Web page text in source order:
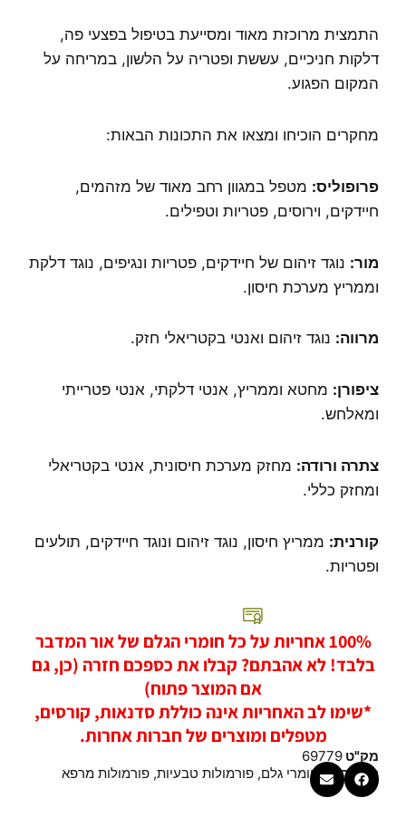
התמצית מרוכזת מאוד ומסייעת בטיפול בפצעי פה,
דלקות חניכיים, עששת ופטריה על הלשון, במריחה על
המקום הפגוע.
מחקרים הוכיחו ומצאו את התכונות הבאות:
פרופוליס: מטפל במגוון רחב מאוד של מזהמים,
חיידקים, וירוסים, פטריות וטפילים.
מור: נוגד זיהום של חיידקים, פטריות ונגיפים, נוגד דלקת
וממריץ מערכת חיסון.
מרווה: נוגד זיהום ואנטי בקטריאלי חזק.
ציפורן: מחטא וממריץ, אנטי דלקתי, אנטי פטרייתי
ומאלחש.
צתרה ורודה: מחזק מערכת חיסונית, אנטי בקטריאלי
ומחזק כללי.
קורנית: ממריץ חיסון, נוגד זיהום ונוגד חיידקים, תולעים
ופטריות.
100% אחריות על כל חומרי הגלם של אור המדבר
בלבד! לא אהבתם? קבלו את כספכם חזרה (כן, גם
אם המוצר פתוח)
*שימו לב האחריות אינה כוללת סדנאות, קורסים,
מטפלים ומוצרים של חברות אחרות.
מק"ט 69779
קטגוריות חומרי גלם, פורמולות טבעיות, פורמולות מרפא